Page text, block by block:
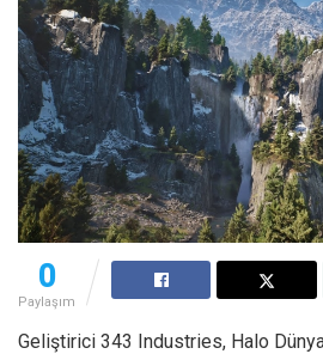
0
Paylaşım
Geliştirici 343 Industries, Halo Dünya